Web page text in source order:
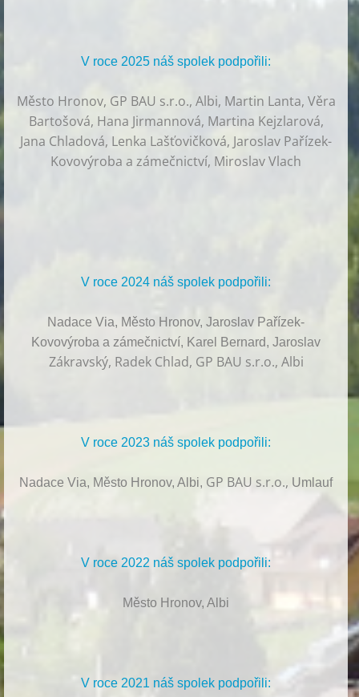
V roce 2025 náš spolek podpořili:
Město Hronov, GP BAU s.r.o., Albi, Martin Lanta, Věra
Bartošová, Hana Jirmannová, Martina Kejzlarová,
Jana Chladová, Lenka Lašťovičková, Jaroslav Pařízek-
Kovovýroba a zámečnictví, Miroslav Vlach
V roce 2024 náš spolek podpořili:
Nadace Via, Město Hronov, Jaroslav Pařízek-
Kovovýroba a zámečnictví, Karel Bernard, Jaroslav
Zákravský, Radek Chlad, GP BAU s.r.o., Albi
V roce 2023 náš spolek podpořili:
Nadace Via, Město Hronov, Albi, GP BAU s.r.o., Umlauf
V roce 2022 náš spolek podpořili:
Město Hronov, Albi
V roce 2021 náš spolek podpořili: